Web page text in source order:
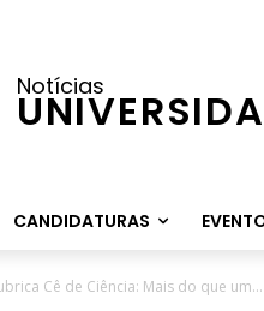
Notícias
CANDIDATURAS
Cê de Ciência: Mais do que um...